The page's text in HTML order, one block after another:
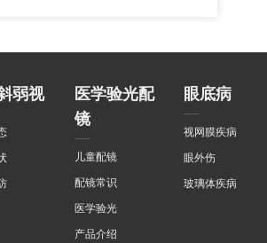
弱视
医学验光配
镜
儿童配镜
配镜常识
医学验光
产品介绍
眼底病
视网膜疾病
眼外伤
玻璃体疾病